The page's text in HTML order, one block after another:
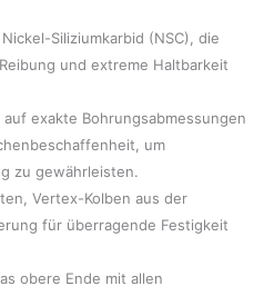
Siliziumkarbid (NSC), die
und extreme Haltbarkeit
exakte Bohrungsabmessungen
um
zu gewährleisten.
Vertex-Kolben aus der
für überragende Festigkeit
obere Ende mit allen